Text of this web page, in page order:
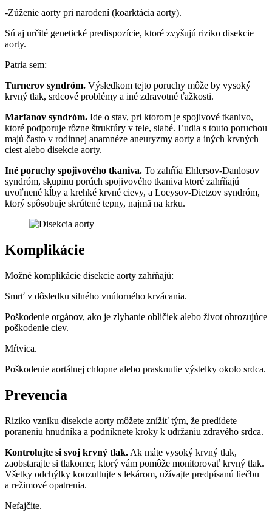
-Zúženie aorty pri narodení (koarktácia aorty).
Sú aj určité genetické predispozície, ktoré zvyšujú riziko disekcie
aorty.
Patria sem:
Turnerov syndróm. Výsledkom tejto poruchy môže by vysoký
krvný tlak, srdcové problémy a iné zdravotné ťažkosti.
Marfanov syndróm. Ide o stav, pri ktorom je spojivové tkanivo,
ktoré podporuje rôzne štruktúry v tele, slabé. Ľudia s touto poruchou
majú často v rodinnej anamnéze aneuryzmy aorty a iných krvných
ciest alebo disekcie aorty.
Iné poruchy spojivového tkaniva. To zahŕňa Ehlersov-Danlosov
syndróm, skupinu porúch spojivového tkaniva ktoré zahŕňajú
uvoľnené kĺby a krehké krvné cievy, a Loeysov-Dietzov syndróm,
ktorý spôsobuje skrútené tepny, najmä na krku.
Komplikácie
Možné komplikácie disekcie aorty zahŕňajú:
Smrť v dôsledku silného vnútorného krvácania.
Poškodenie orgánov, ako je zlyhanie obličiek alebo život ohrozujúce
poškodenie ciev.
Mŕtvica.
Poškodenie aortálnej chlopne alebo prasknutie výstelky okolo srdca.
Prevencia
Riziko vzniku disekcie aorty môžete znížiť tým, že predídete
poraneniu hnudníka a podniknete kroky k udržaniu zdravého srdca.
Kontrolujte si svoj krvný tlak. Ak máte vysoký krvný tlak,
zaobstarajte si tlakomer, ktorý vám pomôže monitorovať krvný tlak.
Všetky odchýlky konzultujte s lekárom, užívajte predpísanú liečbu
a režimové opatrenia.
Nefajčite.